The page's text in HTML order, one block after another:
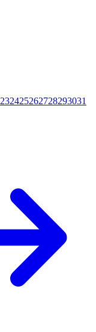
232425262728293031